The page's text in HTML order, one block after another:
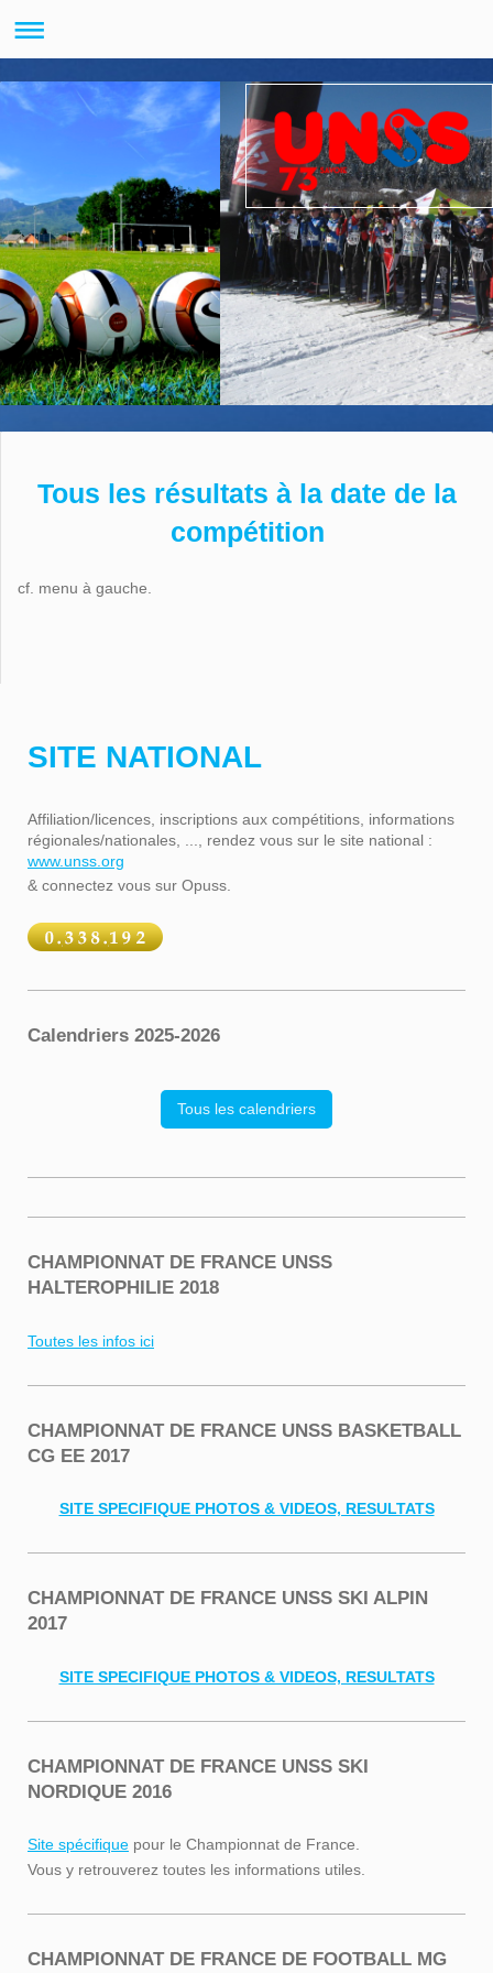
Tous les résultats à la date de la
compétition
cf. menu à gauche.
SITE NATIONAL
Affiliation/licences, inscriptions aux compétitions, informations
régionales/nationales, ..., rendez vous sur le site national :
www.unss.org
& connectez vous sur Opuss.
Calendriers 2025-2026
Tous les calendriers
CHAMPIONNAT DE FRANCE UNSS
HALTEROPHILIE 2018
Toutes les infos ici
CHAMPIONNAT DE FRANCE UNSS BASKETBALL
CG EE 2017
SITE SPECIFIQUE PHOTOS & VIDEOS, RESULTATS
CHAMPIONNAT DE FRANCE UNSS SKI ALPIN
2017
SITE SPECIFIQUE PHOTOS & VIDEOS, RESULTATS
CHAMPIONNAT DE FRANCE UNSS SKI
NORDIQUE 2016
Site spécifique pour le Championnat de France.
Vous y retrouverez toutes les informations utiles.
CHAMPIONNAT DE FRANCE DE FOOTBALL MG